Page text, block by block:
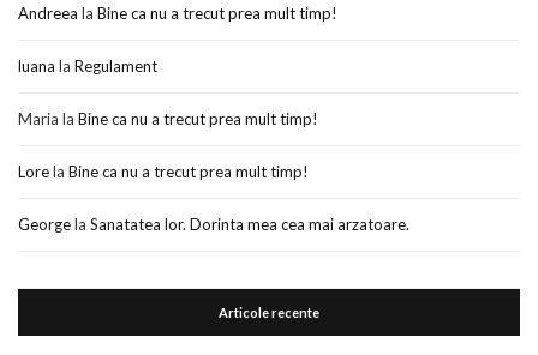
Andreea la Bine ca nu a trecut prea mult timp!
luana la Regulament
Maria la Bine ca nu a trecut prea mult timp!
Lorela Bine ca nu a trecut prea mult timp!
Georgela Sanatatea lor. Dorinta mea cea mai arzatoare.
Articole recente